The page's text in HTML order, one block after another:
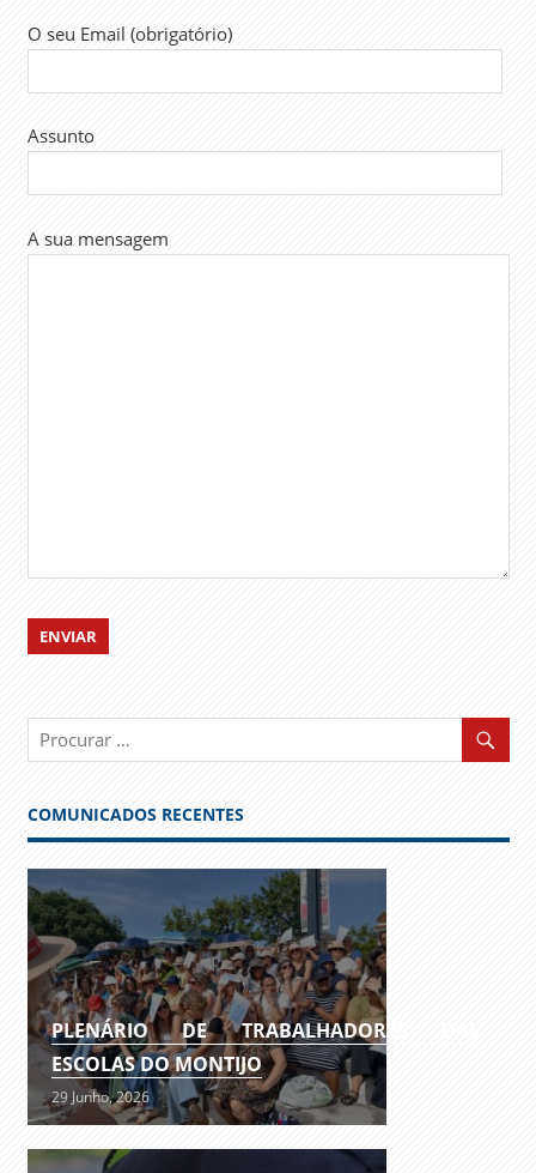
O seu Email (obrigatório)
Assunto
A sua mensagem
COMUNICADOS RECENTES
PLENÁRIO DE TRABALHADORES DAS
ESCOLAS DO MONTIJO
29 Junho, 2026